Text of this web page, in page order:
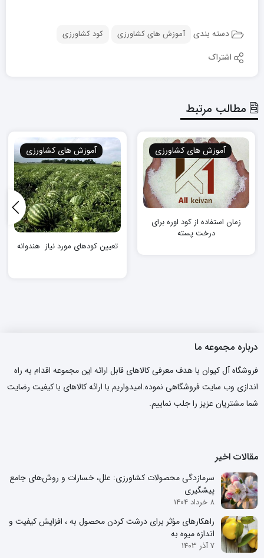
دسته بندی آموزش های کشاورزی کود کشاورزی
اشتراک
مطالب مرتبط
آموزش های کشاورزی
زمان استفاده از کود اوره برای
درخت پسته
آموزش های کشاورزی
تعیین کودهای مورد نیاز هندوانه
درباره مجموعه ما
فروشگاه آل کیوان با هدف معرفی کالاهای قابل ارائه این مجموعه اقدام به راه
اندازی وب سایت فروشگاهی نموده.امیدواریم با ارائه کالاهای با کیفیت رضایت
شما مشتریان عزیز را جلب نماییم.
مقالات اخیر
سرمازدگی محصولات کشاورزی: علل، خسارات و روش‌های جامع
پیشگیری
8 خرداد 1404
راهکارهای مؤثر برای درشت کردن محصول به ، افزایش کیفیت و
اندازه میوه به
7 آذر 1403